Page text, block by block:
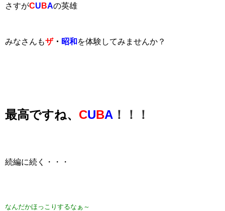
さすがCU BAの英雄
みなさんもザ・ 昭和 を体験してみませんか？
最高ですね、 CUBA ！！！
続編に続く・・・
なんだかほっこりするなぁ～